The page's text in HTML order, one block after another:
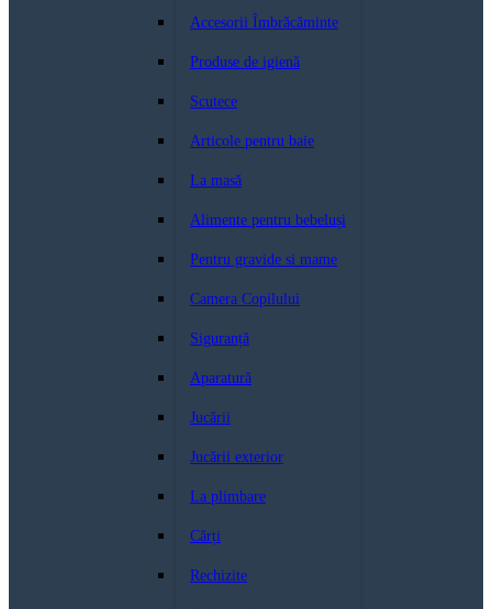
Accesorii Îmbrăcăminte
Produse de igienă
Scutece
Articole pentru baie
La masă
Alimente pentru bebeluși
Pentru gravide si mame
Camera Copilului
Siguranță
Aparatură
Jucării
Jucării exterior
La plimbare
Cărți
Rechizite